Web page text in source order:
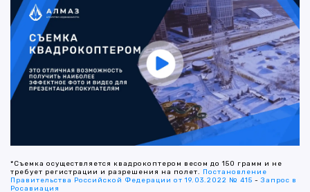
*Съемка осуществляется квадрокоптером весом до 150 грамм и не
требует регистрации и разрешения на полет. Постановление
Правительства Российской Федерации от 19.03.2022 № 415 -Запрос в
Росавиация